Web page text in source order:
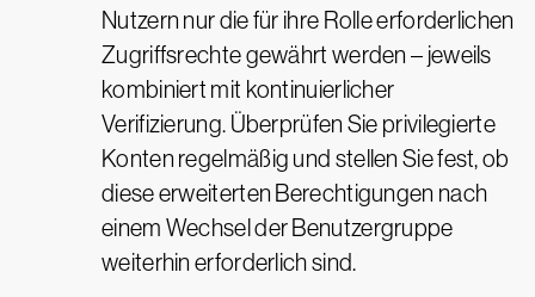
Nutzern nur die für ihre Rolle erforderlichen
Zugriffsrechte gewährt werden – jeweils
kombiniert mit kontinuierlicher
Verifizierung. Überprüfen Sie privilegierte
Konten regelmäßig und stellen Sie fest, ob
diese erweiterten Berechtigungen nach
einem Wechsel der Benutzergruppe
weiterhin erforderlich sind.